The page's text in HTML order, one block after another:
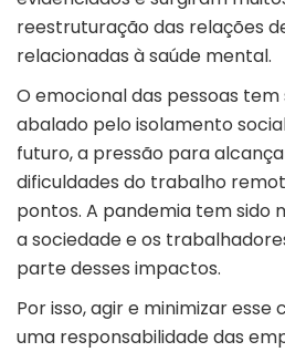
reestruturação das relações
relacionadas à saúde mental.
O emocional das pessoas
abalado pelo isolamento
futuro, a pressão para
dificuldades do trabalho
pontos. A pandemia tem sido
a sociedade e os
parte desses impactos.
Por isso, agir e minimizar
uma responsabilidade das